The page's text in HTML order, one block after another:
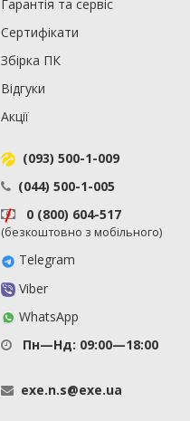
Гарантія та сервіс
Сертифікати
Збірка ПК
Відгуки
Акції
(093) 500-1-009
(044) 500-1-005
0 (800) 604-517
(безкоштовно з мобільного)
Telegram
Viber
WhatsApp
Пн—Нд: 09:00—18:00
exe.n.s@exe.ua